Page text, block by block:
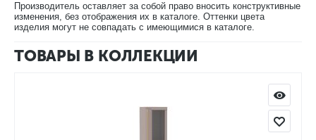
Производитель оставляет за собой право вносить конструктивные
изменения, без отображения их в каталоге. Оттенки цвета
изделия могут не совпадать с имеющимися в каталоге.
ТОВАРЫ В КОЛЛЕКЦИИ